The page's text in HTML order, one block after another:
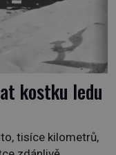
kostku ledu
tisíce kilometrů,